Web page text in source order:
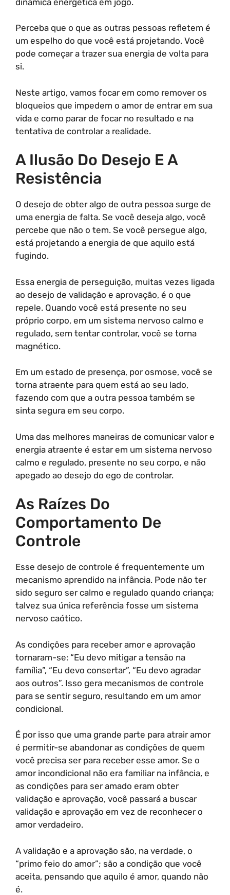
Perceba que o que as outras pessoas refletem é
um espelho do que você está projetando. Você
pode começar a trazer sua energia de volta para
si.
Neste artigo, vamos focar em como remover os
bloqueios que impedem o amor de entrar em sua
vida e como parar de focar no resultado e na
tentativa de controlar a realidade.
A Ilusão Do Desejo E A
Resistência
O desejo de obter algo de outra pessoa surge de
uma energia de falta. Se você deseja algo, você
percebe que não o tem. Se você persegue algo,
está projetando a energia de que aquilo está
fugindo.
Essa energia de perseguição, muitas vezes ligada
ao desejo de validação e aprovação, é o que
repele. Quando você está presente no seu
próprio corpo, em um sistema nervoso calmo e
regulado, sem tentar controlar, você se torna
magnético.
Em um estado de presença, por osmose, você se
torna atraente para quem está ao seu lado,
fazendo com que a outra pessoa também se
sinta segura em seu corpo.
Uma das melhores maneiras de comunicar valor e
energia atraente é estar em um sistema nervoso
calmo e regulado, presente no seu corpo, e não
apegado ao desejo do ego de controlar.
As Raízes Do
Comportamento De
Controle
Esse desejo de controle é frequentemente um
mecanismo aprendido na infância. Pode não ter
sido seguro ser calmo e regulado quando criança;
talvez sua única referência fosse um sistema
nervoso caótico.
As condições para receber amor e aprovação
tornaram-se: “Eu devo mitigar a tensão na
família”, “Eu devo consertar”, “Eu devo agradar
aos outros”. Isso gera mecanismos de controle
para se sentir seguro, resultando em um amor
condicional.
É por isso que uma grande parte para atrair amor
é permitir-se abandonar as condições de quem
você precisa ser para receber esse amor. Se o
amor incondicional não era familiar na infância, e
as condições para ser amado eram obter
validação e aprovação, você passará a buscar
validação e aprovação em vez de reconhecer o
amor verdadeiro.
A validação e a aprovação são, na verdade, o
“primo feio do amor”; são a condição que você
aceita, pensando que aquilo é amor, quando não
é.